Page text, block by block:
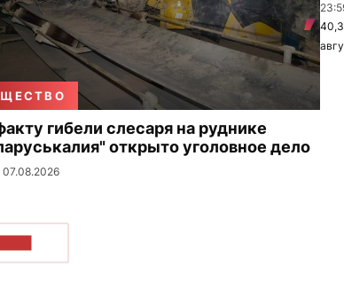
гибели слесаря на руднике
открыто уголовное дело
07.08.2026